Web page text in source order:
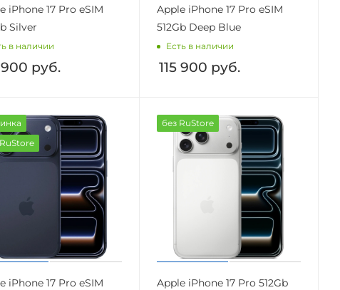
iPhone 17 Pro eSIM
Silver
в наличии
900 руб.
Apple iPhone 17 Pro eSIM
512Gb Deep Blue
Есть в наличии
115 900 руб.
iPhone 17 Pro eSIM
без RuStore
Apple iPhone 17 Pro 512Gb